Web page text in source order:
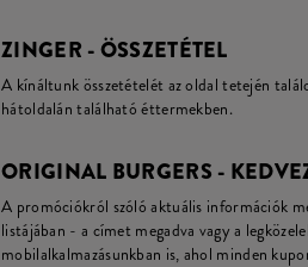
ZINGER - ÖSSZETÉTEL
A kínáltunk összetételét az oldal tetején
hátoldalán található éttermekben.
ORIGINAL BURGERS -
A promóciókról szóló aktuális információk
listájában - a címet megadva vagy a
mobilalkalmazásunkban is, ahol minden